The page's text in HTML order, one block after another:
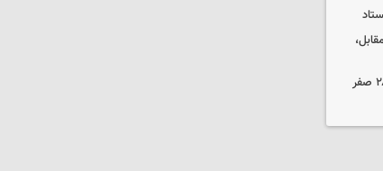
مهاجرانی: تردد از گذرگاه چیلات به عراق ۲۸ صفر